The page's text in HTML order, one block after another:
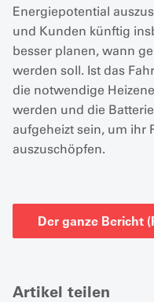
Energiepotential
und Kunden künftig
besser planen, wann
werden soll. Ist das
die notwendige
werden und die
aufgeheizt sein, um ihr
auszuschöpfen.
Der ganze Bericht
Artikel teilen